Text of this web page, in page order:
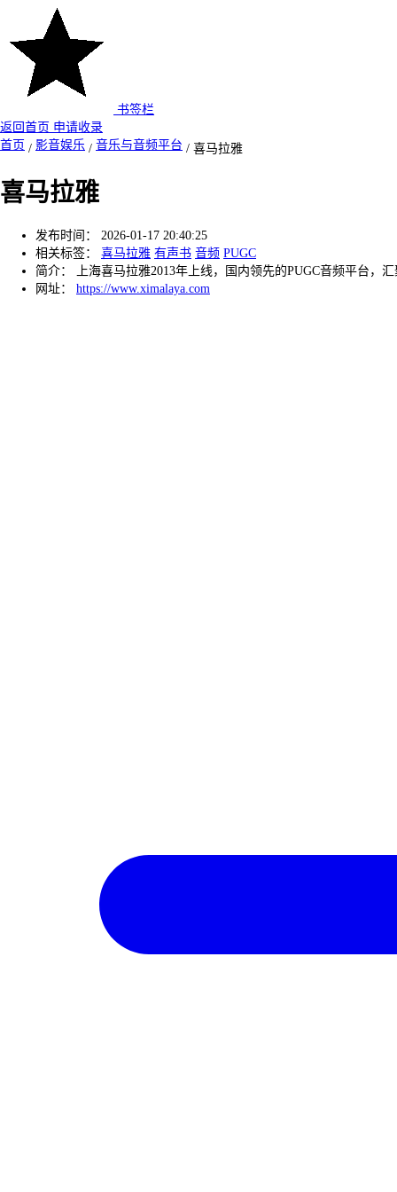
书签栏
返回首页 申请收录
首页 / 影音娱乐 / 音乐与音频平台 / 喜马拉雅
喜马拉雅
发布时间：
2026-01-17 20:40:25
相关标签：
喜马拉雅 有声书 音频 PUGC
简介：
上海喜马拉雅2013年上线，国内领先的PUGC音频平台
网址：
https://www.ximalaya.com